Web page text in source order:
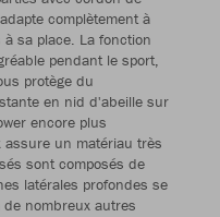
complètement à
sa place. La fonction
pendant le sport,
protège du
en nid d'abeille sur
encore plus
assure un matériau très
sont composés de
latérales profondes se
nombreux autres